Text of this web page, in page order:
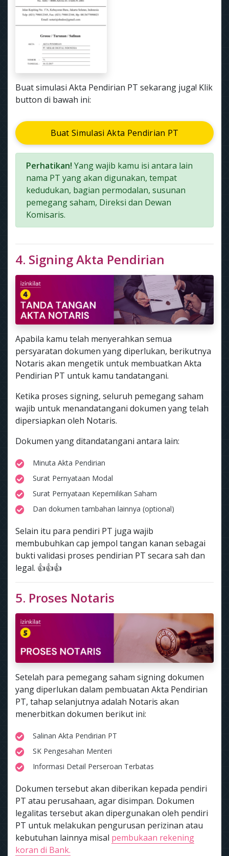
Buat simulasi Akta Pendirian PT sekarang juga! Klik
button di bawah ini:
Buat Simulasi Akta Pendirian PT
Perhatikan! Yang wajib kamu isi antara lain
nama PT yang akan digunakan, tempat
kedudukan, bagian permodalan, susunan
pemegang saham, Direksi dan Dewan
Komisaris.
4. Signing Akta Pendirian
Apabila kamu telah menyerahkan semua
persyaratan dokumen yang diperlukan, berikutnya
Notaris akan mengetik untuk membuatkan Akta
Pendirian PT untuk kamu tandatangani.
Ketika proses signing, seluruh pemegang saham
wajib untuk menandatangani dokumen yang telah
dipersiapkan oleh Notaris.
Dokumen yang ditandatangani antara lain:
Minuta Akta Pendirian
Surat Pernyataan Modal
Surat Pernyataan Kepemilikan Saham
Dan dokumen tambahan lainnya (optional)
Selain itu para pendiri PT juga wajib
membubuhkan cap jempol tangan kanan sebagai
bukti validasi proses pendirian PT secara sah dan
legal. 👍👍👍
5. Proses Notaris
Setelah para pemegang saham signing dokumen
yang diperlukan dalam pembuatan Akta Pendirian
PT, tahap selanjutnya adalah Notaris akan
menerbitkan dokumen berikut ini:
Salinan Akta Pendirian PT
SK Pengesahan Menteri
Informasi Detail Perseroan Terbatas
Dokumen tersebut akan diberikan kepada pendiri
PT atau perusahaan, agar disimpan. Dokumen
legalitas tersebut akan dipergunakan oleh pendiri
PT untuk melakukan pengurusan perizinan atau
kebutuhan lainnya misal pembukaan rekening
koran di Bank.